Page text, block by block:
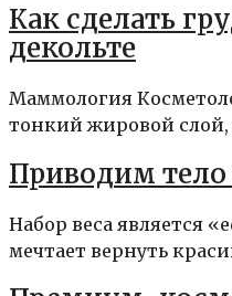
Как сделать
декольте
Маммология
тонкий жировой слой,
Приводим тело
Набор веса является
мечтает вернуть